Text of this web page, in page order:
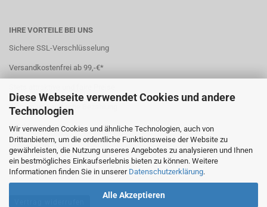
Diese Webseite verwendet Cookies und andere
Technologien
Wir verwenden Cookies und ähnliche Technologien, auch von
Drittanbietern, um die ordentliche Funktionsweise der Website zu
gewährleisten, die Nutzung unseres Angebotes zu analysieren und Ihnen
ein bestmögliches Einkaufserlebnis bieten zu können. Weitere
Informationen finden Sie in unserer Datenschutzerklärung.
Alle Akzeptieren
IHRE VORTEILE BEI UNS
Sichere SSL-Verschlüsselung
Versandkostenfrei ab 99,-€*
Sichere und einfache Bezahlung
7 Zahlungsarten
Schneller Versand
*(Ausland abweichend)